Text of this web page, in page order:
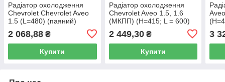
Радіатор охолодження
Chevrolet Chevrolet Aveo
1.5 (L=480) (паяний)
2 068,88 ₴
Купити
Радіатор охолодження
Chevrolet Aveo 1.5, 1.6
(МКПП) (H=415; L = 600)
96536525
2 449,30₴
Купити
3